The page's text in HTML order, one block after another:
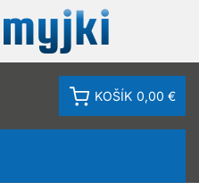
KOŠÍK 0,00 €